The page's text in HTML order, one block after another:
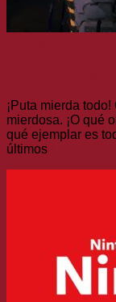
¡Puta mierda
mierdosa. ¡O qué
qué ejemplar es
últimos